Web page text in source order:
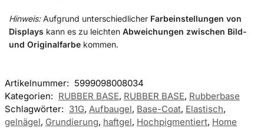
Hinweis:Aufgrund unterschiedlicher Farbeinstellungen von
Displays kann es zu leichten Abweichungen zwischen Bild-
und Originalfarbe kommen.
Artikelnummer: 5999098008034
Kategorien: RUBBER BASE, RUBBER BASE, Rubberbase
Schlagwörter: 31G, Aufbaugel, Base-Coat, Elastisch,
gelnägel, Grundierung, haftgel, Hochpigmentiert, Home